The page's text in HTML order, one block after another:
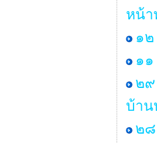
หน้า
๑๒
๑๑
๒๙
บ้าน
๒๘